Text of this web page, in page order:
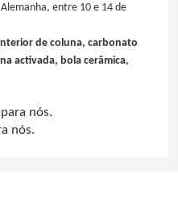
entre 10 e 14 de
de coluna, carbonato
activada, bola cerâmica,
nós.
nós.